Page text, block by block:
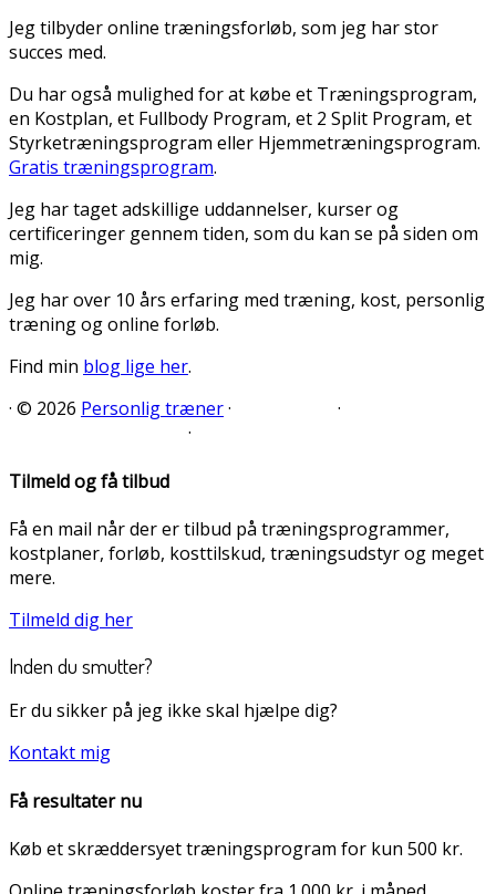
Jeg tilbyder online træningsforløb, som jeg har stor
succes med.
Du har også mulighed for at købe et Træningsprogram,
en Kostplan, et Fullbody Program, et 2 Split Program, et
Styrketræningsprogram eller Hjemmetræningsprogram.
Gratis træningsprogram.
Jeg har taget adskillige uddannelser, kurser og
certificeringer gennem tiden, som du kan se på siden om
mig.
Jeg har over 10 års erfaring med træning, kost, personlig
træning og online forløb.
Find min blog lige her.
· © 2026 Personlig træner·
·
·
Tilmeld og få tilbud
Få en mail når der er tilbud på træningsprogrammer,
kostplaner, forløb, kosttilskud, træningsudstyr og meget
mere.
Tilmeld dig her
Inden du smutter?
Er du sikker på jeg ikke skal hjælpe dig?
Kontakt mig
Få resultater nu
Køb et skræddersyet træningsprogram for kun 500 kr.